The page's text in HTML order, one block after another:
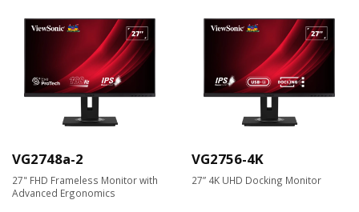
VG2748a-2
27" FHD Frameless Monitor with
Advanced Ergonomics
VG2756-4K
27” 4K UHD Docking Monitor